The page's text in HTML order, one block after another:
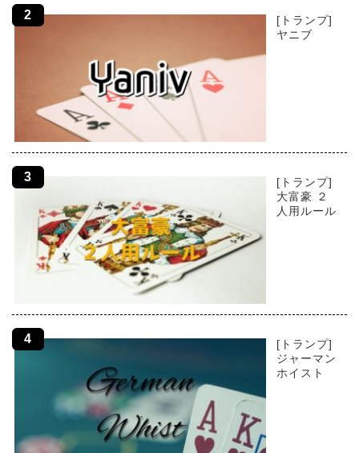
[トランプ]
ヤニブ
[トランプ]
大富豪 ２
人用ルール
[トランプ]
ジャーマン
ホイスト